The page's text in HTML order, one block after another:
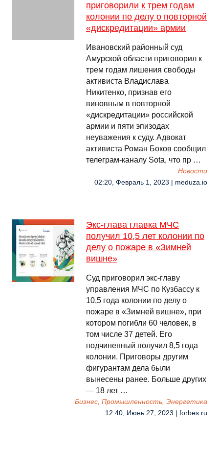
приговорили к трем годам
колонии по делу о повторной
«дискредитации» армии
Ивановский районный суд
Амурской области приговорил к
трем годам лишения свободы
активиста Владислава
Никитенко, признав его
виновным в повторной
«дискредитации» российской
армии и пяти эпизодах
неуважения к суду. Адвокат
активиста Роман Боков сообщил
телеграм-каналу Sota, что пр …
Новости
02:20, Февраль 1, 2023 | meduza.io
Экс-глава главка МЧС
получил 10,5 лет колонии по
делу о пожаре в «Зимней
вишне»
Суд приговорил экс-главу
управления МЧС по Кузбассу к
10,5 года колонии по делу о
пожаре в «Зимней вишне», при
котором погибли 60 человек, в
том числе 37 детей. Его
подчиненный получил 8,5 года
колонии. Приговоры другим
фигурантам дела были
вынесены ранее. Больше других
— 18 лет …
Бизнес, Промышленность, Энергетика
12:40, Июнь 27, 2023 | forbes.ru